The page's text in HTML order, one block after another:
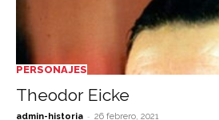
PERSONAJES
Theodor Eicke
admin-historia - 26 febrero, 2021